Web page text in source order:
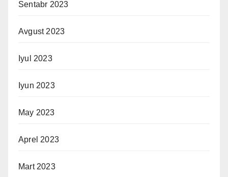
Sentabr 2023
Avgust 2023
Iyul 2023
Iyun 2023
May 2023
Aprel 2023
Mart 2023